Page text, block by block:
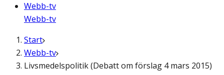
Webb-tv
Webb-tv
Start
Webb-tv
Livsmedelspolitik (Debatt om förslag 4 mars 2015)